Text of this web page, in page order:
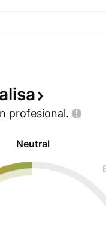
profesional.
Neutral